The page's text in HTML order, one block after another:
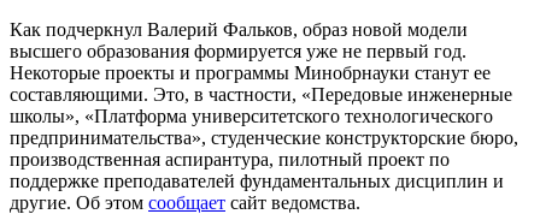
Как подчеркнул Валерий Фальков, образ новой модели
высшего образования формируется уже не первый год.
Некоторые проекты и программы Минобрнауки станут ее
составляющими. Это, в частности, «Передовые инженерные
школы», «Платформа университетского технологического
предпринимательства», студенческие конструкторские бюро,
производственная аспирантура, пилотный проект по
поддержке преподавателей фундаментальных дисциплин и
другие. Об этом сообщает сайт ведомства.